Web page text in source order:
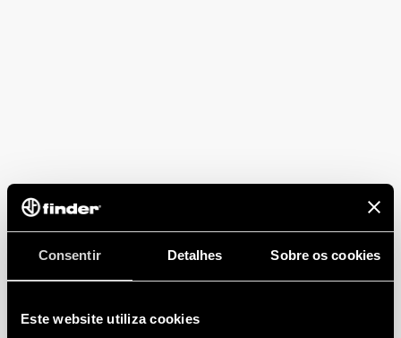
Consentir Detalhes Sobre os cookies
Este website utiliza cookies